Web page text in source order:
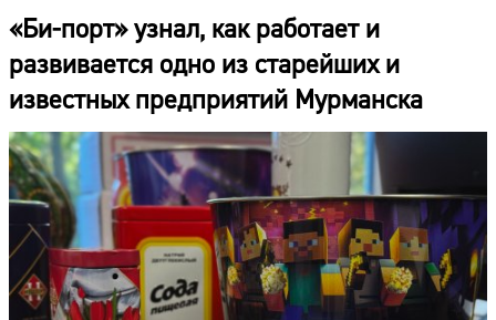
«Би-порт» узнал, как работает и
развивается одно из старейших и
известных предприятий Мурманска
Курсы валют